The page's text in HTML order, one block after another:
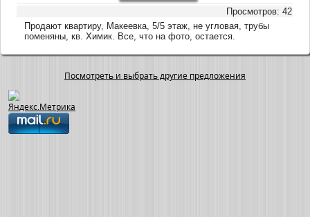
Просмотров: 42
Продают квартиру, Макеевка, 5/5 этаж, не угловая, трубы
поменяны, кв. Химик. Все, что на фото, остается.
Посмотреть и выбрать другие предложения